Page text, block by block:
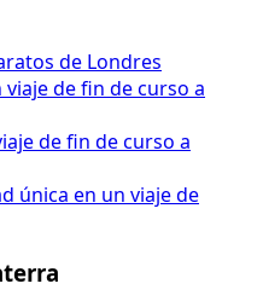
de Londres
de fin de curso a
de fin de curso a
única en un viaje de